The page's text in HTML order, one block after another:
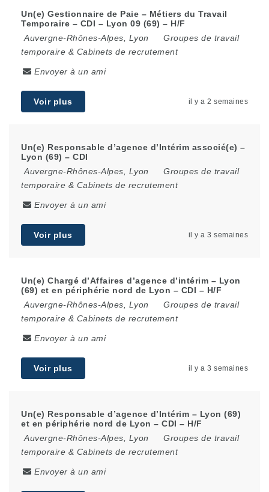
Un(e) Gestionnaire de Paie – Métiers du Travail
Temporaire – CDI – Lyon 09 (69) – H/F
Auvergne-Rhônes-Alpes
Lyon
Groupes de travail
temporaire & Cabinets de recrutement
Envoyer à un ami
Voir plus il y a 2 semaines
Un(e) Responsable d’agence d’Intérim associé(e) –
Lyon (69) – CDI
Auvergne-Rhônes-Alpes
Lyon
Groupes de travail
temporaire & Cabinets de recrutement
Envoyer à un ami
Voir plus il y a 3 semaines
Un(e) Chargé d’Affaires d’agence d’intérim – Lyon
(69) et en périphérie nord de Lyon – CDI – H/F
Auvergne-Rhônes-Alpes
Lyon
Groupes de travail
temporaire & Cabinets de recrutement
Envoyer à un ami
Voir plus il y a 3 semaines
Un(e) Responsable d’agence d’Intérim – Lyon (69)
et en périphérie nord de Lyon – CDI – H/F
Auvergne-Rhônes-Alpes
Lyon
Groupes de travail
temporaire & Cabinets de recrutement
Envoyer à un ami